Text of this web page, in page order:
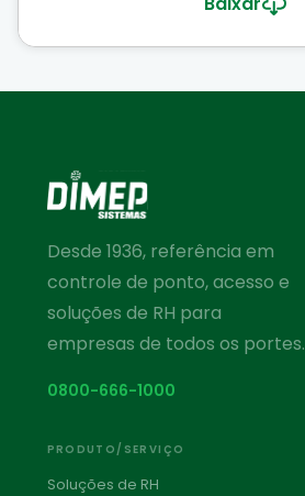
Desde 1936, referência em
controle de ponto, acesso e
soluções de RH para
empresas de todos os portes.
0800-666-1000
PRODUTO/SERVIÇO
Soluções de RH